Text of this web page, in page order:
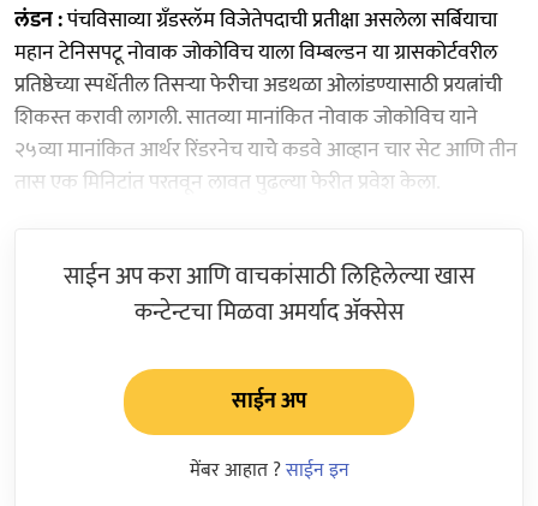
लंडन :पंचविसाव्या ग्रँडस्लॅम विजेतेपदाची प्रतीक्षा असलेला सर्बियाचा
महान टेनिसपटू नोवाक जोकोविच याला विम्बल्डन या ग्रासकोर्टवरील
प्रतिष्ठेच्या स्पर्धेतील तिसऱ्या फेरीचा अडथळा ओलांडण्यासाठी प्रयत्नांची
शिकस्त करावी लागली. सातव्या मानांकित नोवाक जोकोविच याने
२५व्या मानांकित आर्थर रिंडरनेच याचेे कडवे आव्हान चार सेट आणि तीन
तास एक मिनिटांत परतवून लावत पुढल्या फेरीत प्रवेश केला.
साईन अप करा आणि वाचकांसाठी लिहिलेल्या खास
कन्टेन्टचा मिळवा अमर्याद ॲक्सेस
साईन अप
मेंबर आहात ?साईन इन